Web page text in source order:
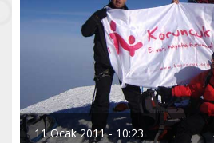
11 Ocak 2011 - 10:23